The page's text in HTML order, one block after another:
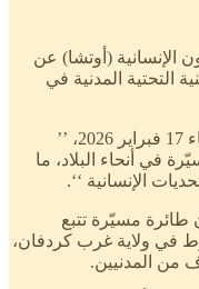
الإنسانية (أوتشا) عن
التحتية المدنية في
قالت الأمم المتحدة في بيان لها يوم الثلاثاء 17 فبراير 2026، ’’
في أنحاء البلاد، ما
الإنسانية ‘‘.
مسيّرة تتبع
في ولاية غرب كردفان،
من المدنيين.